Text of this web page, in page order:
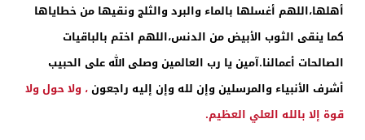
أهلها،اللهم أغسلها بالماء والبرد والثلج ونقيها من خطاياها
كما ينقى الثوب الأبيض من الدنس،اللهم اختم بالباقيات
الصالحات أعمالنا.آمين يا رب العالمين وصلى الله على الحبيب
أشرف الأنبياء والمرسلين وإن لله وإن إليه راجعون، ولا حول ولا
قوة إلا بالله العلي العظيم.